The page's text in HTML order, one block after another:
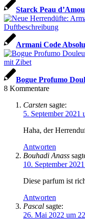
Starck Peau
Armani Code
Bogue Profumo
8 Kommentare
Carsten sagte:
5. September 2021
Haha, der
Antworten
Bouhadi Anass
10. September
Diese parfum ist
Antworten
Pascal sagte:
26. Mai 2022 um